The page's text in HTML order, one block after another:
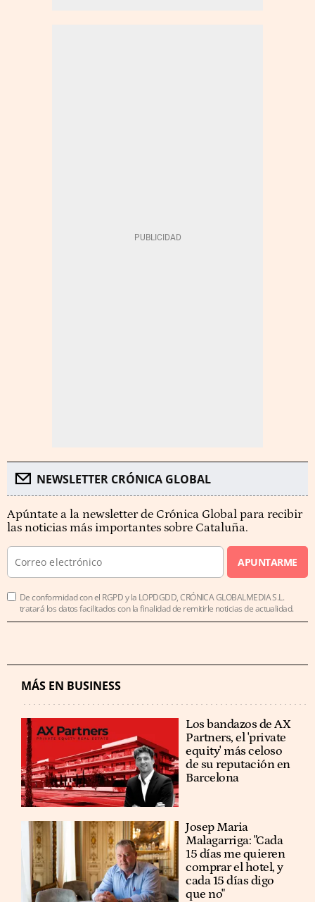
NEWSLETTER CRÓNICA GLOBAL
Apúntate a la newsletter de Crónica Global para recibir
las noticias más importantes sobre Cataluña.
APUNTARME
De conformidad con el RGPD y la LOPDGDD, CRÓNICA GLOBALMEDIA S.L.
tratará los datos facilitados con la finalidad de remitirle noticias de actualidad.
MÁS EN BUSINESS
Los bandazos de AX
Partners, el 'private
equity' más celoso
de su reputación en
Barcelona
​​Josep Maria
Malagarriga: "Cada
15 días me quieren
comprar el hotel, y
cada 15 días digo
que no"